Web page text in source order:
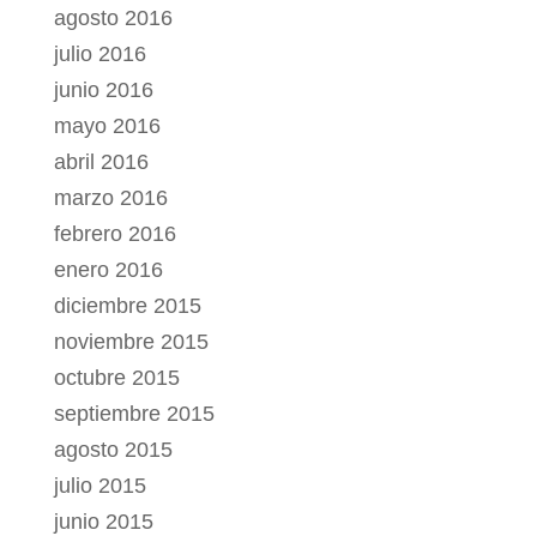
agosto 2016
julio 2016
junio 2016
mayo 2016
abril 2016
marzo 2016
febrero 2016
enero 2016
diciembre 2015
noviembre 2015
octubre 2015
septiembre 2015
agosto 2015
julio 2015
junio 2015